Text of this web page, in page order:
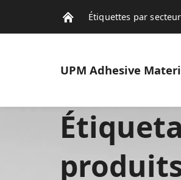
Étiquettes par
UPM Adhesive